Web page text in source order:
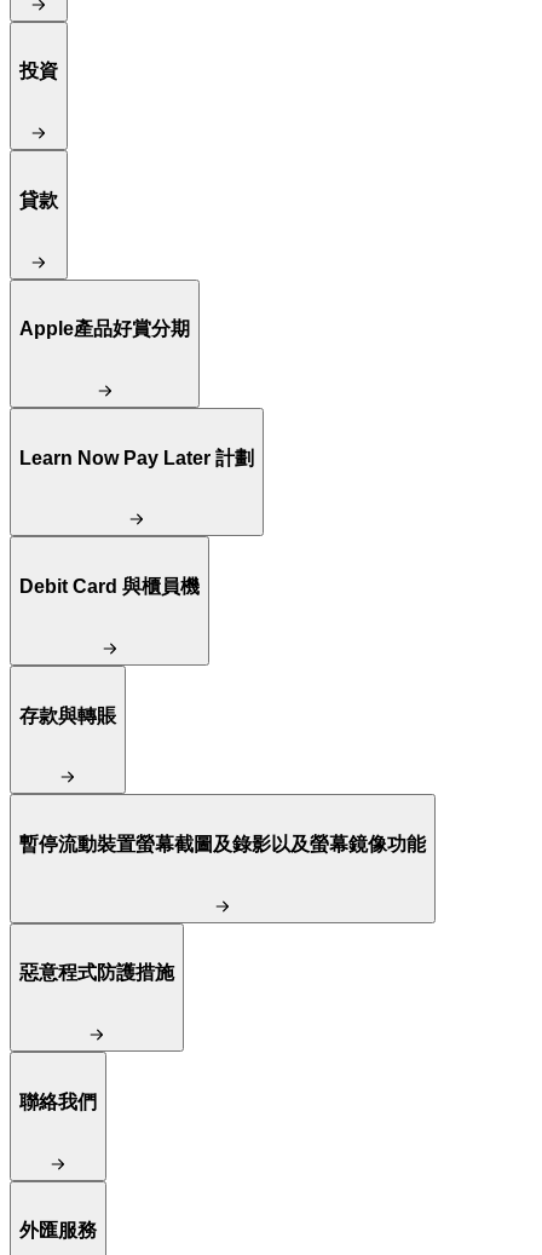
投資
貸款
Apple產品好賞分期
Learn Now Pay Later 計劃
Debit Card 與櫃員機
存款與轉賬
暫停流動裝置螢幕截圖及錄影以及螢幕鏡像功能
惡意程式防護措施
聯絡我們
外匯服務